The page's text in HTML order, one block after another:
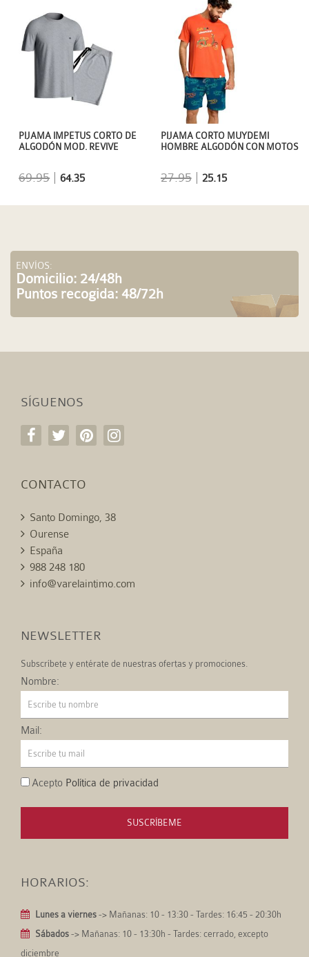
PIJAMA CORTO MUYDEMI
HOMBRE ALGODÓN CON MOTOS
27.95| 25.15
PIJAMA IMPETUS CORTO DE
ALGODÓN MOD. REVIVE
69.95 |64.35
ENVÍOS:
Domicilio: 24/48h
Puntos recogida: 48/72h
SÍGUENOS
CONTACTO
Santo Domingo, 38
Ourense
España
988 248 180
info@varelaintimo.com
NEWSLETTER
Subscríbete y entérate de nuestras ofertas y promociones.
Nombre:
Mail:
Acepto Política de privacidad
SUSCRÍBEME
HORARIOS:
Lunes a viernes -> Mañanas: 10 - 13:30 - Tardes: 16:45 - 20:30h
Sábados -> Mañanas: 10 - 13:30h - Tardes: cerrado, excepto
diciembre